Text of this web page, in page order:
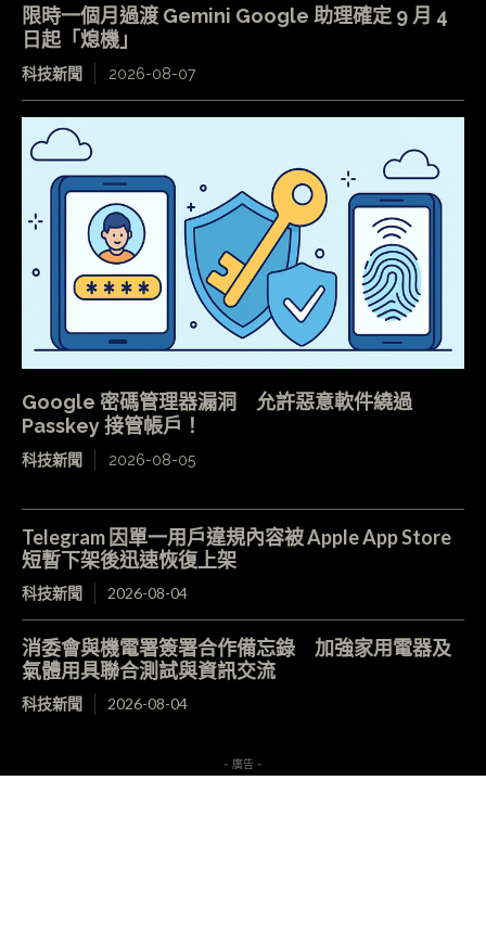
限時一個月過渡 Gemini Google 助理確定 9 月 4
日起「熄機」
科技新聞 2026-08-07
Google 密碼管理器漏洞 允許惡意軟件繞過
Passkey 接管帳戶！
科技新聞 2026-08-05
Telegram 因單一用戶違規內容被 Apple App Store
短暫下架後迅速恢復上架
科技新聞 2026-08-04
消委會與機電署簽署合作備忘錄 加強家用電器及
氣體用具聯合測試與資訊交流
科技新聞 2026-08-04
- 廣告 -